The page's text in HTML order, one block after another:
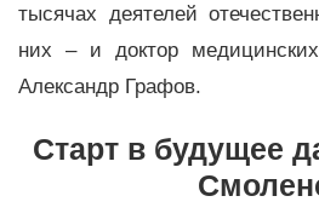
тысячах деятелей
них – и доктор
Александр Графов.
Старт в будущее